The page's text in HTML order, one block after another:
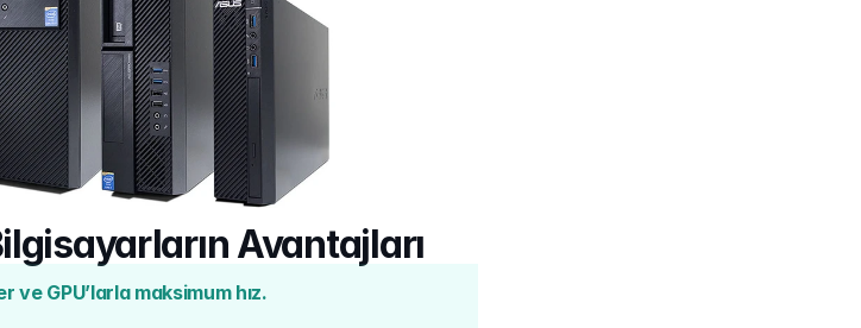
Avantajları
GPU’larla maksimum hız.